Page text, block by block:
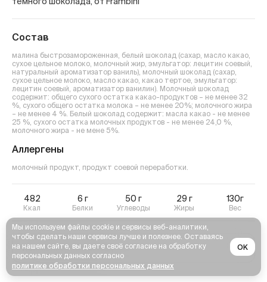
Состав
малина быстрозамороженная, белый шоколад (сахар, масло какао,
сухое цельное молоко, молочный жир, эмульгатор: лецитин соевый,
натуральный ароматизатор ваниль), молочный шоколад (сахар,
сухое цельное молоко, масло какао, какао тертое, эмульгатор:
лецитин соевый, ароматизатор ванилин). Молочный шоколад
содержит: общего сухого остатка какао-продуктов – не менее 32
%, сухого общего остатка молока – не менее 20%; молочного жира
– не менее 4 %. Белый шоколад содержит: масла какао - не менее
25 %, сухого остатка молочных продуктов - не менее 24,0 %,
молочного жира - не мене 5%.
Аллергены
молочный продукт, продукт соевой переработки
482
Ккал
6 г
Белки
50 г
Углеводы
29 г
Жиры
130г
Вес
Мы используем файлы cookie и сервисы веб-аналитики,
чтобы сделать наши сервисы лучше и полезнее. Оставаясь
на нашем сайте, вы даете своё согласие на обработку
персональных данных согласно
политике обработки персональных данных
OK